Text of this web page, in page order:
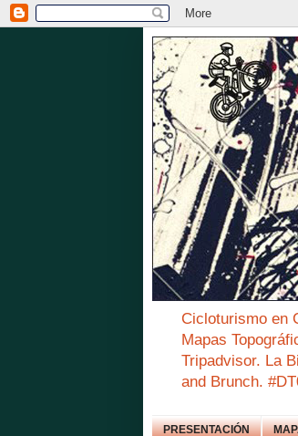
Cicloturismo en
Mapas
Tripadvisor. La
and Brunch.
PRESENTACIÓN